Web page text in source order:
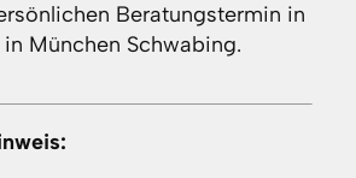
Beratungstermin in
München Schwabing.